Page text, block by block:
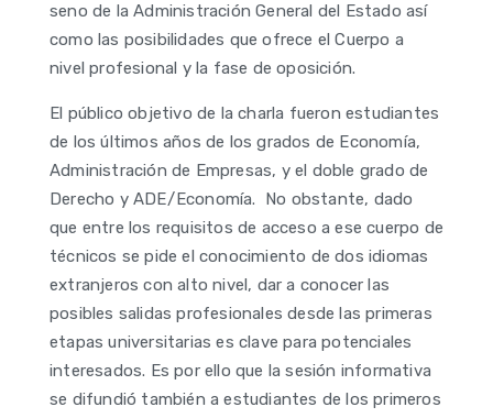
seno de la Administración General del Estado así
como las posibilidades que ofrece el Cuerpo a
nivel profesional y la fase de oposición.
El público objetivo de la charla fueron estudiantes
de los últimos años de los grados de Economía,
Administración de Empresas, y el doble grado de
Derecho y ADE/Economía. No obstante, dado
que entre los requisitos de acceso a ese cuerpo de
técnicos se pide el conocimiento de dos idiomas
extranjeros con alto nivel, dar a conocer las
posibles salidas profesionales desde las primeras
etapas universitarias es clave para potenciales
interesados. Es por ello que la sesión informativa
se difundió también a estudiantes de los primeros